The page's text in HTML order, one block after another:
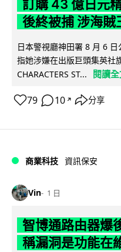
訂購 43 億日元
後終被捕 涉海
日本警視廳神田署 8 月 6
指她涉嫌在出版巨頭集英社
CHARACTERS ST...
閱讀
79 10 ↗ 分享
商業科技 資訊保安
Vin 1 日
智博通路由器爆
稱漏洞是功能在